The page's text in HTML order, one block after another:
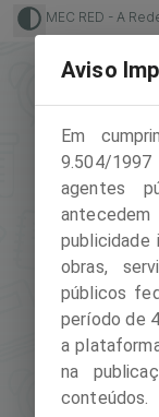
Aviso
Em
9.504/1997
agentes
publicidade
obras,
públicos
período de
a
na
conteúdos.
MEC RED - A
Insira seu e-